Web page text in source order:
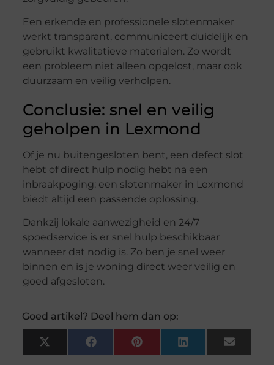
Een erkende en professionele slotenmaker
werkt transparant, communiceert duidelijk en
gebruikt kwalitatieve materialen. Zo wordt
een probleem niet alleen opgelost, maar ook
duurzaam en veilig verholpen.
Conclusie: snel en veilig
geholpen in Lexmond
Of je nu buitengesloten bent, een defect slot
hebt of direct hulp nodig hebt na een
inbraakpoging: een slotenmaker in Lexmond
biedt altijd een passende oplossing.
Dankzij lokale aanwezigheid en 24/7
spoedservice is er snel hulp beschikbaar
wanneer dat nodig is. Zo ben je snel weer
binnen en is je woning direct weer veilig en
goed afgesloten.
Goed artikel? Deel hem dan op:
X
(Twitter)
FacebookPinterestLinkedInEmail